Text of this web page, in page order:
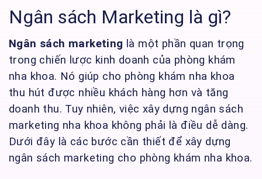
Ngân sách Marketing là gì?
Ngân sách marketing là một phần quan trọng
trong chiến lược kinh doanh của phòng khám
nha khoa. Nó giúp cho phòng khám nha khoa
thu hút được nhiều khách hàng hơn và tăng
doanh thu. Tuy nhiên, việc xây dựng ngân sách
marketing nha khoa không phải là điều dễ dàng.
Dưới đây là các bước cần thiết để xây dựng
ngân sách marketing cho phòng khám nha khoa.